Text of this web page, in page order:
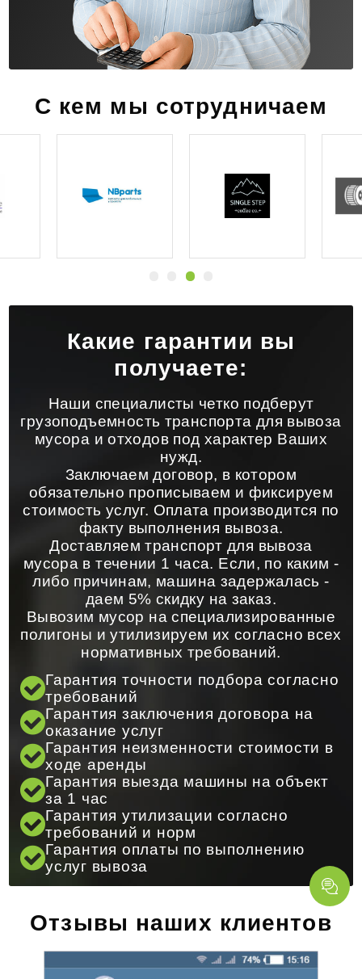
С кем мы сотрудничаем
Какие гарантии вы
получаете:
Наши специалисты четко подберут
грузоподъемность транспорта для вывоза
мусора и отходов под характер Ваших
нужд.
Заключаем договор, в котором
обязательно прописываем и фиксируем
стоимость услуг. Оплата производится по
факту выполнения вывоза.
Доставляем транспорт для вывоза
мусора в течении 1 часа. Если, по каким -
либо причинам, машина задержалась -
даем 5% скидку на заказ.
Вывозим мусор на специализированные
полигоны и утилизируем их согласно всех
нормативных требований.
Гарантия точности подбора согласно
требований
Гарантия заключения договора на
оказание услуг
Гарантия неизменности стоимости в
ходе аренды
Гарантия выезда машины на объект
за 1 час
Гарантия утилизации согласно
требований и норм
Гарантия оплаты по выполнению
услуг вывоза
Отзывы наших клиентов